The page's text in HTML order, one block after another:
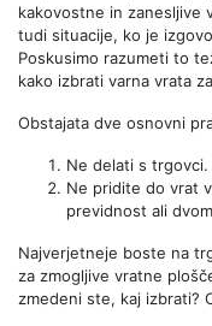
kakovostne in zanesljive
tudi situacije, ko je
Poskusimo razumeti to
kako izbrati varna vrata
Obstajata dve osnovni
Ne delati s trgovci.
Ne pridite do vrat
previdnost ali
Najverjetneje boste na
za zmogljive vratne
zmedeni ste, kaj izbrati?